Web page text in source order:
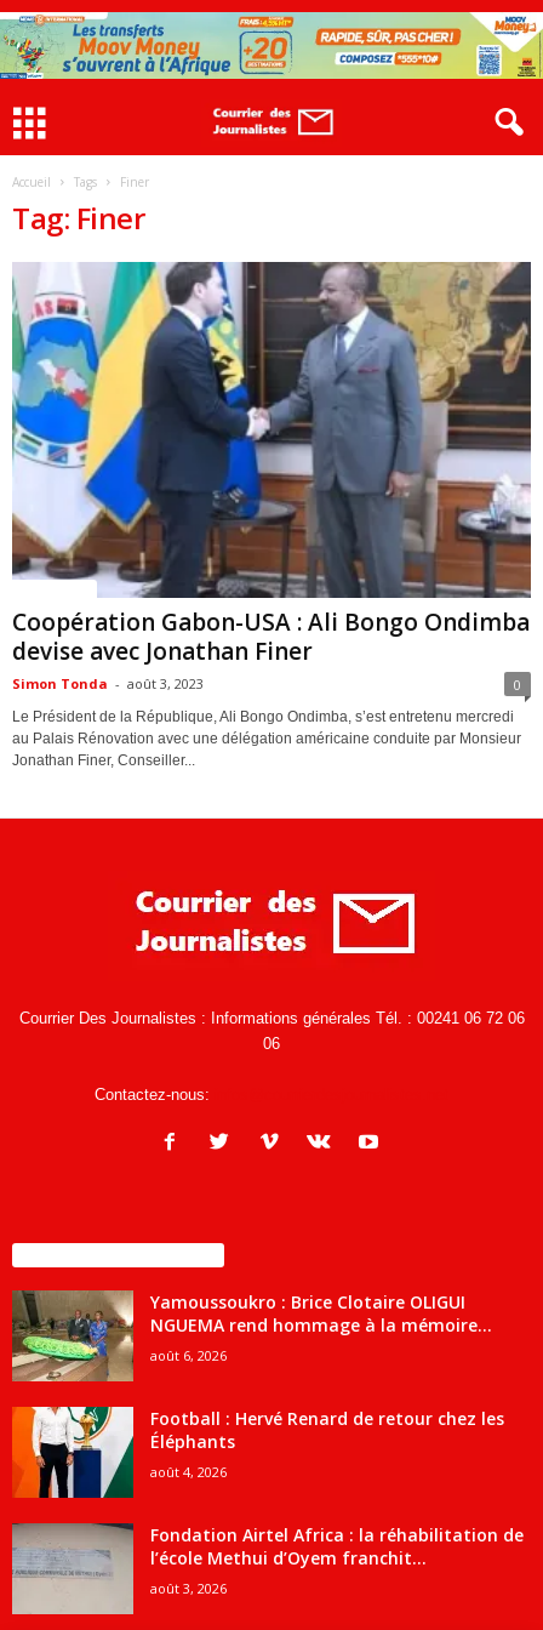
Accueil Tags Finer
Tag: Finer
Coopération Gabon-USA : Ali Bongo Ondimba
devise avec Jonathan Finer
Simon Tonda - août 3, 2023 0
Le Président de la République, Ali Bongo Ondimba, s’est entretenu mercredi
au Palais Rénovation avec une délégation américaine conduite par Monsieur
Jonathan Finer, Conseiller...
Courrier Des Journalistes : Informations générales Tél. : 00241 06 72 06
06
Contactez-nous:
Yamoussoukro : Brice Clotaire OLIGUI
NGUEMA rend hommage à la mémoire...
août 6, 2026
Football : Hervé Renard de retour chez les
Éléphants
août 4, 2026
Fondation Airtel Africa : la réhabilitation de
l’école Methui d’Oyem franchit...
août 3, 2026